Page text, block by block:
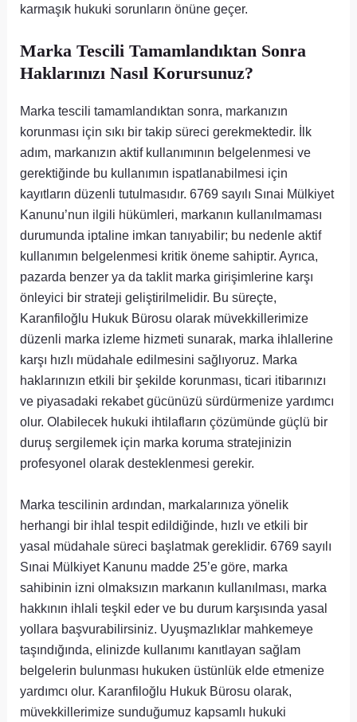
karmaşık hukuki sorunların önüne geçer.
Marka Tescili Tamamlandıktan Sonra
Haklarınızı Nasıl Korursunuz?
Marka tescili tamamlandıktan sonra, markanızın
korunması için sıkı bir takip süreci gerekmektedir. İlk
adım, markanızın aktif kullanımının belgelenmesi ve
gerektiğinde bu kullanımın ispatlanabilmesi için
kayıtların düzenli tutulmasıdır. 6769 sayılı Sınai Mülkiyet
Kanunu’nun ilgili hükümleri, markanın kullanılmaması
durumunda iptaline imkan tanıyabilir; bu nedenle aktif
kullanımın belgelenmesi kritik öneme sahiptir. Ayrıca,
pazarda benzer ya da taklit marka girişimlerine karşı
önleyici bir strateji geliştirilmelidir. Bu süreçte,
Karanfiloğlu Hukuk Bürosu olarak müvekkillerimize
düzenli marka izleme hizmeti sunarak, marka ihlallerine
karşı hızlı müdahale edilmesini sağlıyoruz. Marka
haklarınızın etkili bir şekilde korunması, ticari itibarınızı
ve piyasadaki rekabet gücünüzü sürdürmenize yardımcı
olur. Olabilecek hukuki ihtilafların çözümünde güçlü bir
duruş sergilemek için marka koruma stratejinizin
profesyonel olarak desteklenmesi gerekir.
Marka tescilinin ardından, markalarınıza yönelik
herhangi bir ihlal tespit edildiğinde, hızlı ve etkili bir
yasal müdahale süreci başlatmak gereklidir. 6769 sayılı
Sınai Mülkiyet Kanunu madde 25’e göre, marka
sahibinin izni olmaksızın markanın kullanılması, marka
hakkının ihlali teşkil eder ve bu durum karşısında yasal
yollara başvurabilirsiniz. Uyuşmazlıklar mahkemeye
taşındığında, elinizde kullanımı kanıtlayan sağlam
belgelerin bulunması hukuken üstünlük elde etmenize
yardımcı olur. Karanfiloğlu Hukuk Bürosu olarak,
müvekkillerimize sunduğumuz kapsamlı hukuki